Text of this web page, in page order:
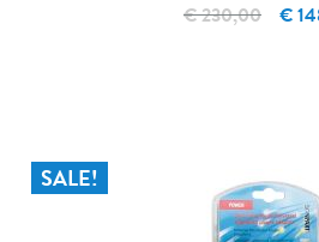
€
€ 230,00
SALE!